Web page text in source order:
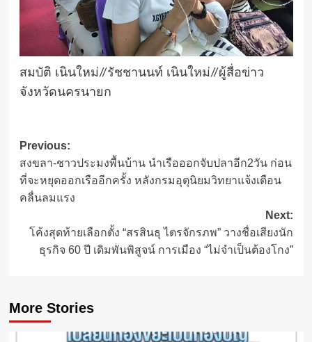
สมบัติ เนินใหม่//รัชชานนท์ เนินใหม่//ผู้สื่อข่าว
จังหวัดนครนายก
Post
navigation
Previous:
สงขลา-ชาวประมงพื้นบ้าน นำเรือออกจับปลาอีก2วัน ก่อน
ที่จะหยุดออกเรืออีกครั้ง หลังกรมอุตุนิยมวิทยาแจ้งเตือน
คลื่นลมแรง
Next:
โค้งสุดท้ายเลือกตั้ง “สรสินธุ ไตรจักรภพ” วางชื่อเสียงนัก
ธุรกิจ 60 ปี เดิมพันพิสูจน์ การเมือง “ไม่จำเป็นต้องโกง”
More Stories